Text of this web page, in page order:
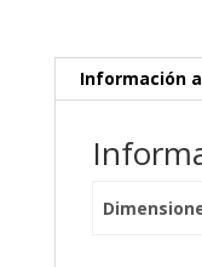
Información